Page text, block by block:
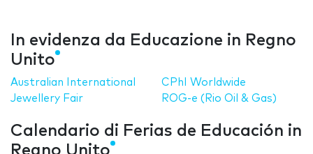
In evidenza da Educazione in Regno
Unito
Australian International
Jewellery Fair
CPhI Worldwide
ROG-e (Rio Oil & Gas)
Calendario di Ferias de Educación in
Regno Unito